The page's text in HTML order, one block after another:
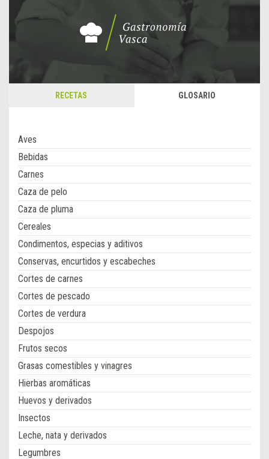
RECETAS GLOSARIO
Aves
Bebidas
Carnes
Caza de pelo
Caza de pluma
Cereales
Condimentos, especias y aditivos
Conservas, encurtidos y escabeches
Cortes de carnes
Cortes de pescado
Cortes de verdura
Despojos
Frutos secos
Grasas comestibles y vinagres
Hierbas aromáticas
Huevos y derivados
Insectos
Leche, nata y derivados
Legumbres